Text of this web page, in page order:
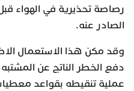
رصاصة تحذيرية في الهواء
الصادر عنه.
وقد مكن هذا الاستعمال
دفع الخطر الناتج عن
عملية تنقيطه بقواعد